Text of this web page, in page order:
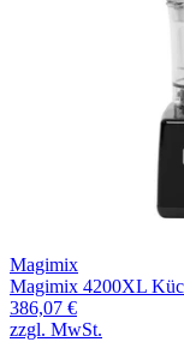
Magimix
Magimix 4200XL
386,07 €
zzgl. MwSt.